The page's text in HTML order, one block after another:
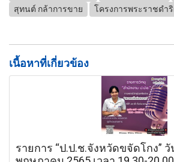
สุทนต์ กล้าการขาย
โครงการพระราชดำ
เนื้อหาที่เกี่ยวข้อง
รายการ “ป.ป.ช.จังหวัดขจัดโกง”